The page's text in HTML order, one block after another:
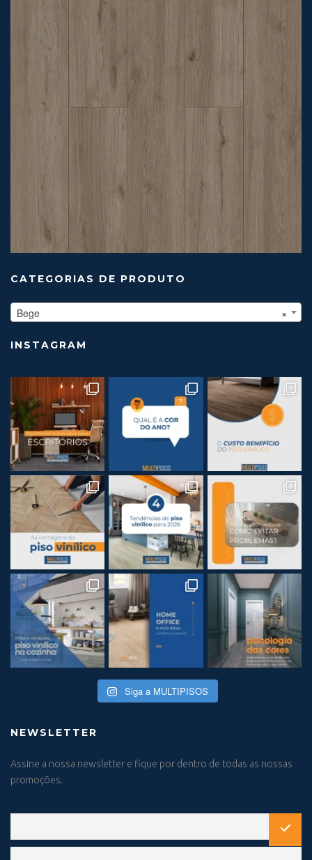
CATEGORIAS DE PRODUTO
×
Bege
INSTAGRAM
Siga a MULTIPISOS
NEWSLETTER
Assine a nossa newsletter e fique por dentro de todas as nossas
promoções.